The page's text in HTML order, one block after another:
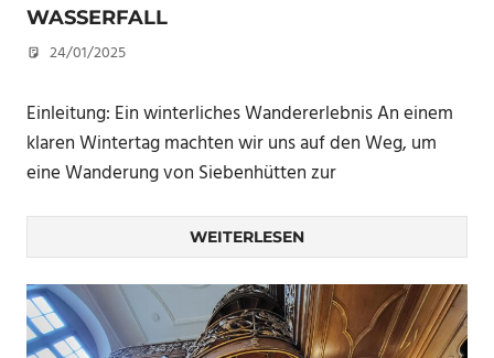
WASSERFALL
24/01/2025
Einleitung: Ein winterliches Wandererlebnis An einem
klaren Wintertag machten wir uns auf den Weg, um
eine Wanderung von Siebenhütten zur
WEITERLESEN